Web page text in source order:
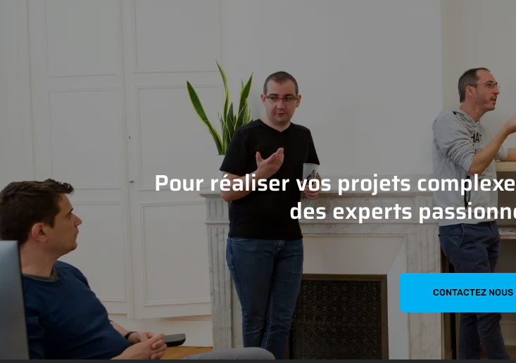
Pour réaliser vos projets
des experts
CONTACTEZ NOUS